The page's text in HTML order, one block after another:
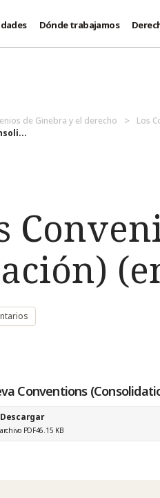
Dónde trabajamos
de Ginebra y el derecho
Los
Conventions
Descargar
archivo PDF46.15 KB